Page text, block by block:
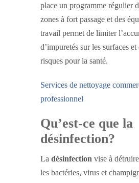
place un programme régulier
zones à fort passage et des
travail permet de limiter
d’impuretés sur les surfaces
risques pour la santé.
Services de nettoyage
professionnel
Qu’est-ce que la
désinfection?
La désinfection vise à
les bactéries, virus et